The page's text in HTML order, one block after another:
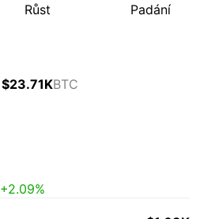
Růst Padání
$23.71KBTC
+2.09%